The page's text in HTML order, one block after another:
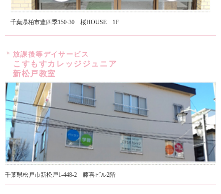
千葉県柏市豊四季150-30 桜HOUSE 1F
放課後等デイサービス
こすもすカレッジジュニア
新松戸教室
千葉県松戸市新松戸1-448-2 藤喜ビル2階